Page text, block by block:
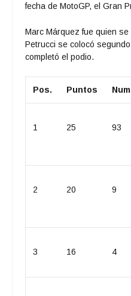
fecha de MotoGP, el Gran
Marc Márquez fue quien
Petrucci se colocó
completó el podio.
Pos. Puntos
1 25 93
2 20 9
3 16 4